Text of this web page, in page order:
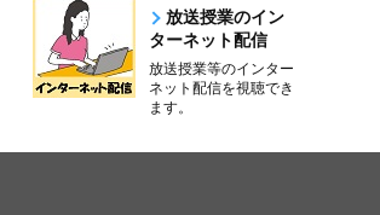
放送授業のイン
ターネット配信
放送授業等のインター
ネット配信を視聴でき
ます。